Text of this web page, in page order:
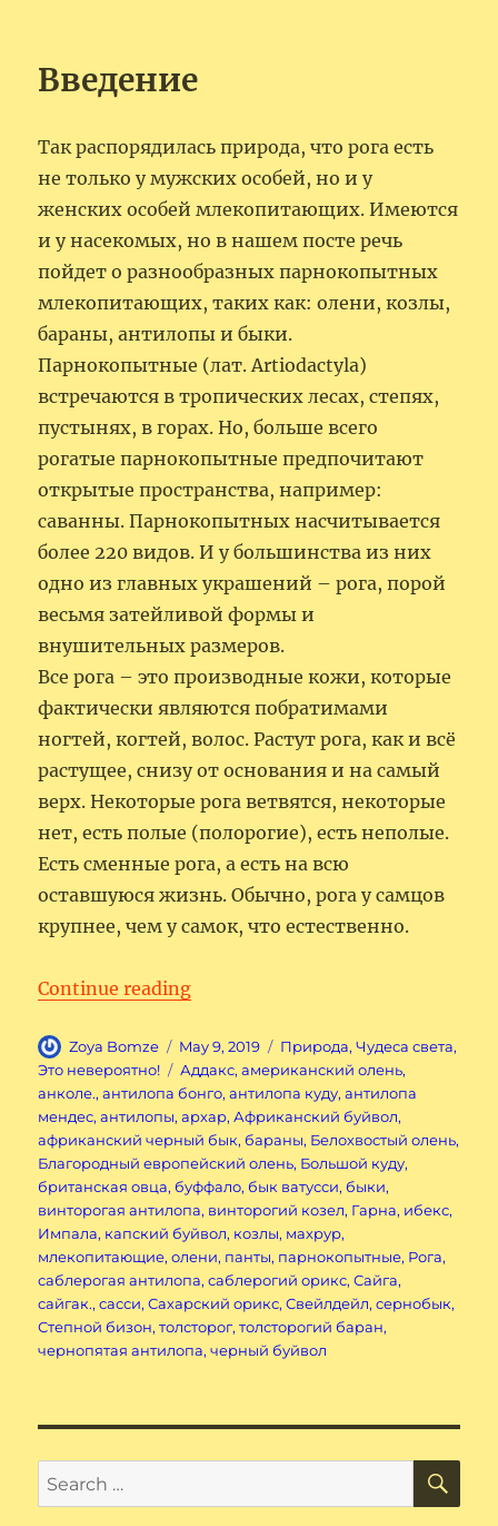
Введение
Так распорядилась природа, что рога есть
не только у мужских особей, но и у
женских особей млекопитающих. Имеются
и у насекомых, но в нашем посте речь
пойдет о разнообразных парнокопытных
млекопитающих, таких как: олени, козлы,
бараны, антилопы и быки.
Парнокопытные (лат. Artiodactyla)
встречаются в тропических лесах, степях,
пустынях, в горах. Но, больше всего
рогатые парнокопытные предпочитают
открытые пространства, например:
саванны. Парнокопытных насчитывается
более 220 видов. И у большинства из них
одно из главных украшений – рога, порой
весьмя затейливой формы и
внушительных размеров.
Все рога – это производные кожи, которые
фактически являются побратимами
ногтей, когтей, волос. Растут рога, как и всё
растущее, снизу от основания и на самый
верх. Некоторые рога ветвятся, некоторые
нет, есть полые (полорогие), есть неполые.
Есть сменные рога, а есть на всю
оставшуюся жизнь. Обычно, рога у самцов
крупнее, чем у самок, что естественно.
Continue reading“Рога – это сказочно красиво!”
Author
Zoya Bomze
Posted
on
May 9, 2019 Categories
Природа,Чудеса света,
Это невероятно!
Tags
Аддакс,американский олень,
анколе.,антилопа бонго,антилопа куду,антилопа
мендес,антилопы,архар,Африканский буйвол,
африканский черный бык, бараны, Белохвостый олень,
Благородный европейский олень, Большой куду,
британская овца, буффало, бык ватусси, быки,
винторогая антилопа, винторогий козел, Гарна, ибекс,
Импала, капский буйвол, козлы, махрур,
млекопитающие,олени, панты, парнокопытные, Рога,
саблерогая антилопа,саблерогий орикс,Сайга,
сайгак.,сасси,Сахарский орикс,Свейлдейл,сернобык,
Степной бизон,толсторог,толсторогий баран,
чернопятая антилопа,черный буйвол
Search
for: